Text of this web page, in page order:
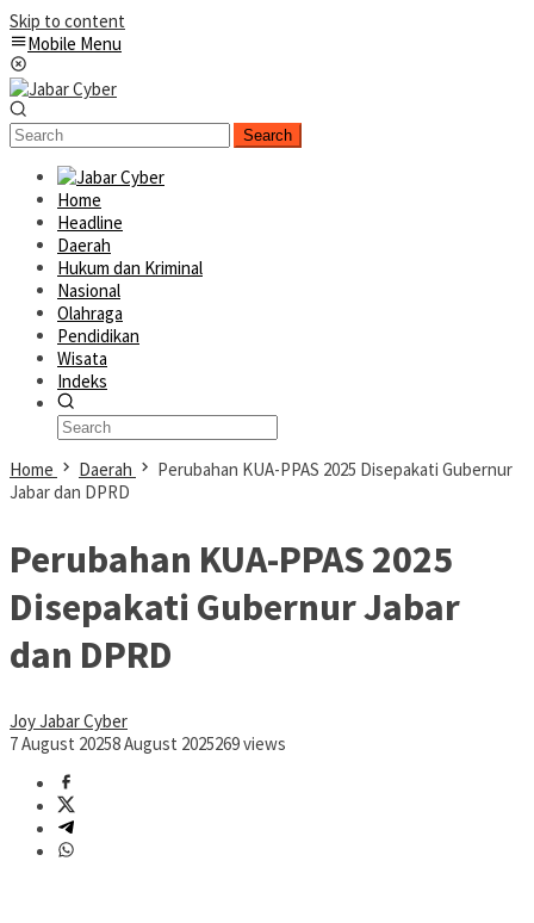
Skip to content
Mobile Menu
Search
Home
Headline
Daerah
Hukum dan Kriminal
Nasional
Olahraga
Pendidikan
Wisata
Indeks
Home Daerah
Perubahan KUA-PPAS 2025 Disepakati Gubernur
Jabar dan DPRD
Perubahan KUA-PPAS 2025
Disepakati Gubernur Jabar
dan DPRD
Joy Jabar Cyber
7 August 20258 August 2025269 views